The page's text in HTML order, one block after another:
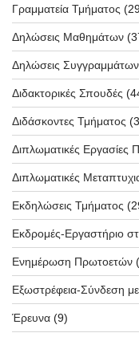
Γραμματεία Τμήματος
Δηλώσεις Μαθημάτων
Δηλώσεις Συγγραμμάτων
Διδακτορικές Σπουδές
Διδάσκοντες Τμήματος
Διπλωματικές Εργασίες
Διπλωματικές
Εκδηλώσεις Τμήματος
Εκδρομές-Εργαστήριο
Ενημέρωση Πρωτοετών
Εξωστρέφεια-Σύνδεση
Έρευνα (9)